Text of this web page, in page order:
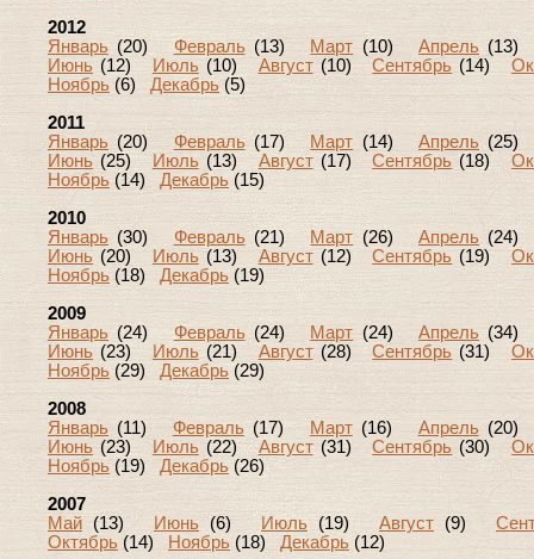
2012
Январь (20) Февраль(13) Март (10)Апрель
Июнь (12) Июль(10) Август(10)Сентябрь (14)
Ноябрь (6) Декабрь (5)
2011
Январь (20) Февраль(17) Март (14)Апрель
Июнь (25) Июль(13)Август(17)Сентябрь (18)
Ноябрь (14) Декабрь (15)
2010
Январь (30) Февраль(21) Март (26)Апрель
Июнь (20) Июль(13) Август(12)Сентябрь (19)
Ноябрь (18) Декабрь (19)
2009
Январь (24) Февраль(24) Март (24)Апрель
Июнь (23) Июль(21) Август(28)Сентябрь (31)
Ноябрь (29) Декабрь (29)
2008
Январь (11) Февраль(17) Март(16) Апрель
Июнь (23) Июль(22) Август(31)Сентябрь (30)
Ноябрь (19) Декабрь (26)
2007
Май (13) Июнь (6) Июль (19) Август (9)
Октябрь (14) Ноябрь (18) Декабрь (12)